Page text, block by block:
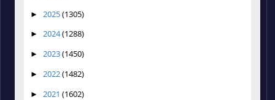
► 2025(1305)
► 2024(1288)
► 2023(1450)
► 2022(1482)
► 2021 (1602)